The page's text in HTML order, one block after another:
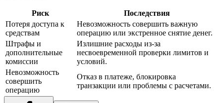
Риск
Последствия
Потеря доступа к
средствам
Невозможность совершить важную
операцию или экстренное снятие денег.
Штрафы и
дополнительные
комиссии
Излишние расходы из-за
несвоевременной проверки лимитов и
условий.
Невозможность
совершить
операцию
Отказ в платеже, блокировка
транзакции или проблемы с расчетами.